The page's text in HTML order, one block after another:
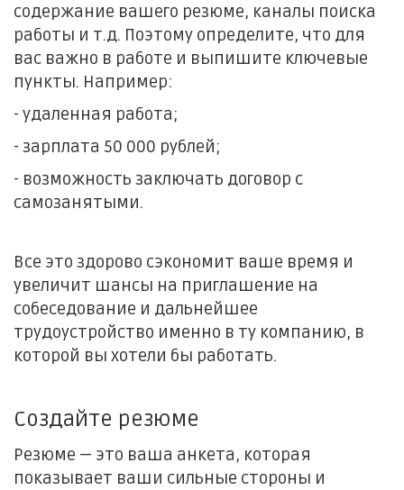
содержание вашего резюме, каналы поиска
работы и т.д. Поэтому определите, что для
вас важно в работе и выпишите ключевые
пункты. Например:
- удаленная работа;
- зарплата 50 000 рублей;
- возможность заключать договор с
самозанятыми.
Все это здорово сэкономит ваше время и
увеличит шансы на приглашение на
собеседование и дальнейшее
трудоустройство именно в ту компанию, в
которой вы хотели бы работать.
Создайте резюме
Резюме — это ваша анкета, которая
показывает ваши сильные стороны и